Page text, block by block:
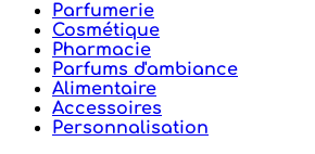
Parfumerie
Cosmétique
Pharmacie
Parfums d'ambiance
Alimentaire
Accessoires
Personnalisation